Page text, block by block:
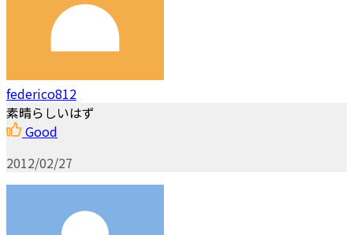
federico812
素晴らしいはず
Good
2012/02/27